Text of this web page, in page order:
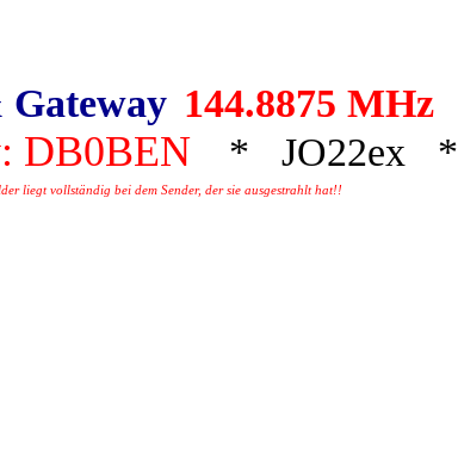
144.8875 MHz
DB0BEN * JO22ex *
liegt vollständig bei dem Sender, der sie ausgestrahlt hat!!